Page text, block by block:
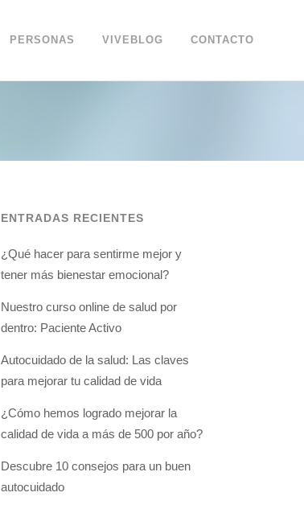
PERSONAS VIVEBLOG CONTACTO
ENTRADAS RECIENTES
¿Qué hacer para sentirme mejor y
tener más bienestar emocional?
Nuestro curso online de salud por
dentro: Paciente Activo
Autocuidado de la salud: Las claves
para mejorar tu calidad de vida
¿Cómo hemos logrado mejorar la
calidad de vida a más de 500 por año?
Descubre 10 consejos para un buen
autocuidado